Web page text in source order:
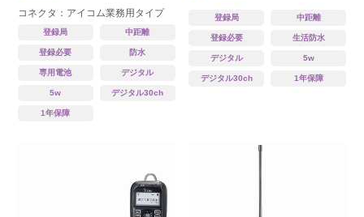
コネクタ：アイコム業務用タイプ
登録局 中距離
登録必要 防水
専用電池 デジタル
5w デジタル30ch
1年保障
登録局 中距離
登録必要 生活防水
デジタル 5w
デジタル30ch 1年保障